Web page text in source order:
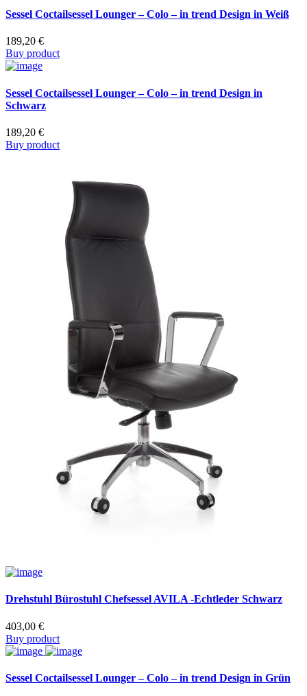
Sessel Coctailsessel Lounger – Colo – in trend Design in Weiß
189,20 €
Buy product
Sessel Coctailsessel Lounger – Colo – in trend Design in
Schwarz
189,20 €
Buy product
Drehstuhl Bürostuhl Chefsessel AVILA -Echtleder Schwarz
403,00 €
Buy product
Sessel Coctailsessel Lounger – Colo – in trend Design in Grün